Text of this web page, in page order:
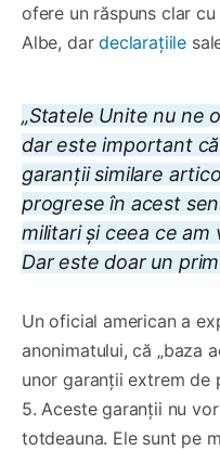
ofere un răspuns clar
Albe, dardeclarațiile
„Statele Unite nu ne
dar este important
garanții similare
progrese în acest
militari și ceea ce am
Dar este doar un
Un oficial american a
anonimatului, că „baza
unor garanții extrem de
5. Aceste garanții nu
totdeauna. Ele sunt pe